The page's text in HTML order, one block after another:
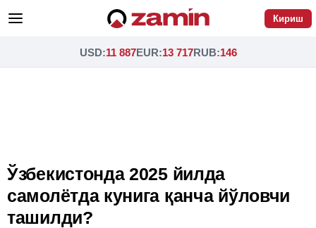
Кириш
USD:11 887EUR:13 717RUB:146
Ўзбекистонда 2025 йилда
самолётда кунига қанча йўловчи
ташилди?